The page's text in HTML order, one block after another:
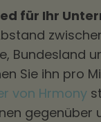
für Ihr
Bundesland
Sie ihn pro
von Hrmony